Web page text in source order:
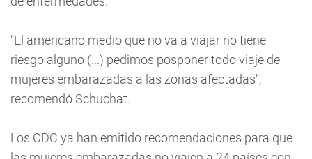
"El americano medio que no va a viajar no tiene
riesgo alguno (...) pedimos posponer todo viaje de
mujeres embarazadas a las zonas afectadas",
recomendó Schuchat.
Los CDC ya han emitido recomendaciones para que